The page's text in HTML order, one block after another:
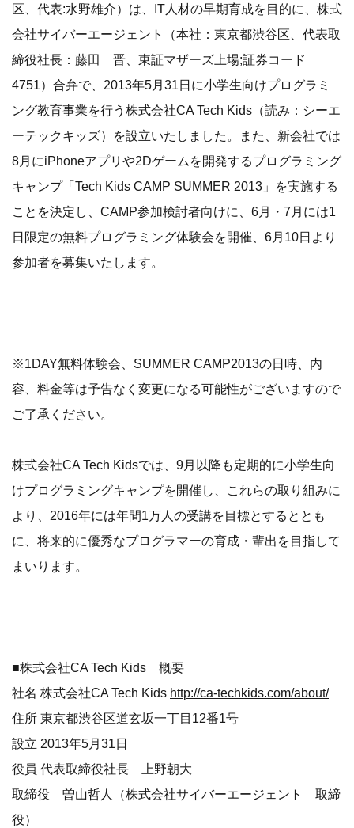
区、代表:水野雄介）は、IT人材の早期育成を目的に、株式
会社サイバーエージェント（本社：東京都渋谷区、代表取
締役社長：藤田 晋、東証マザーズ上場;証券コード
4751）合弁で、2013年5月31日に小学生向けプログラミ
ング教育事業を行う株式会社CA Tech Kids（読み：シーエ
ーテックキッズ）を設立いたしました。また、新会社では
8月にiPhoneアプリや2Dゲームを開発するプログラミング
キャンプ「Tech Kids CAMP SUMMER 2013」を実施する
ことを決定し、CAMP参加検討者向けに、6月・7月には1
日限定の無料プログラミング体験会を開催、6月10日より
参加者を募集いたします。
※1DAY無料体験会、SUMMER CAMP2013の日時、内
容、料金等は予告なく変更になる可能性がございますので
ご了承ください。
株式会社CA Tech Kidsでは、9月以降も定期的に小学生向
けプログラミングキャンプを開催し、これらの取り組みに
より、2016年には年間1万人の受講を目標とするととも
に、将来的に優秀なプログラマーの育成・輩出を目指して
まいります。
■株式会社CA Tech Kids 概要
社名 株式会社CA Tech Kids http://ca-techkids.com/about/
住所 東京都渋谷区道玄坂一丁目12番1号
設立 2013年5月31日
役員 代表取締役社長 上野朝大
取締役 曽山哲人（株式会社サイバーエージェント 取締
役）